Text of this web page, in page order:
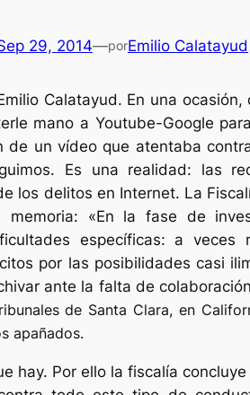
29, 2014—porEmilio Calatayud
Calatayud. En una
mano a Youtube-Google
de un vídeo que atentaba
Es una realidad: las
los delitos en Internet. La
memoria: «En la fase de
específicas: a veces
por las posibilidades casi
ante la falta de
de Santa Clara, en
apañados.
hay. Por ello la fiscalía